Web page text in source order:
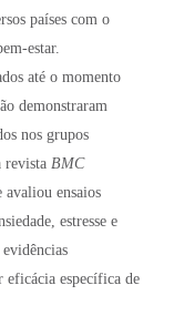
países com o
estar.
até o momento
demonstraram
nos grupos
revista BMC
avaliou ensaios
estresse e
eficácia específica de